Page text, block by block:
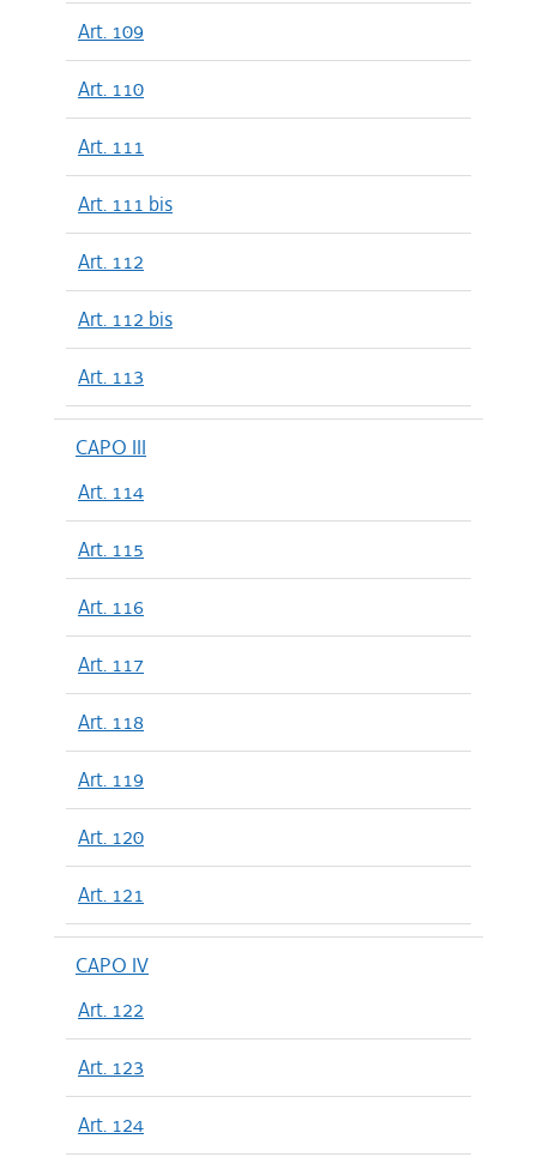
Art. 109
Art. 110
Art. 111
Art. 111 bis
Art. 112
Art. 112 bis
Art. 113
CAPO III
Art. 114
Art. 115
Art. 116
Art. 117
Art. 118
Art. 119
Art. 120
Art. 121
CAPO IV
Art. 122
Art. 123
Art. 124